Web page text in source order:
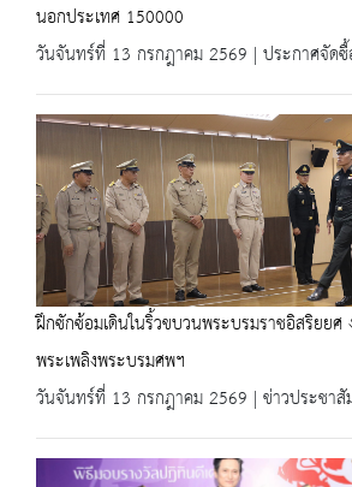
นอกประเทศ 150000
วันจันทร์ที่ 13 กรกฎาคม 2569 | ประกาศจัดซื้
ฝึกซักซ้อมเดินในริ้วขบวนพระบรมราชอิสริยยศ
พระเพลิงพระบรมศพฯ
วันจันทร์ที่ 13 กรกฎาคม 2569 | ข่าวประชา